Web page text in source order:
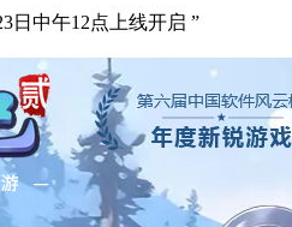
日中午12点上线开启 ”